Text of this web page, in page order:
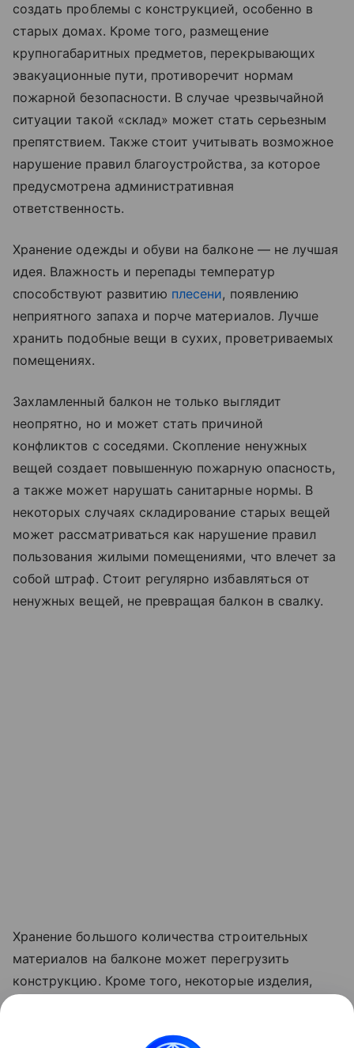
создать проблемы с конструкцией, особенно в
старых домах. Кроме того, размещение
крупногабаритных предметов, перекрывающих
эвакуационные пути, противоречит нормам
пожарной безопасности. В случае чрезвычайной
ситуации такой «склад» может стать серьезным
препятствием. Также стоит учитывать возможное
нарушение правил благоустройства, за которое
предусмотрена административная
ответственность.
Хранение одежды и обуви на балконе — не лучшая
идея. Влажность и перепады температур
способствуют развитию плесени, появлению
неприятного запаха и порче материалов. Лучше
хранить подобные вещи в сухих, проветриваемых
помещениях.
Захламленный балкон не только выглядит
неопрятно, но и может стать причиной
конфликтов с соседями. Скопление ненужных
вещей создает повышенную пожарную опасность,
а также может нарушать санитарные нормы. В
некоторых случаях складирование старых вещей
может рассматриваться как нарушение правил
пользования жилыми помещениями, что влечет за
собой штраф. Стоит регулярно избавляться от
ненужных вещей, не превращая балкон в свалку.
Хранение большого количества строительных
материалов на балконе может перегрузить
конструкцию. Кроме того, некоторые изделия,